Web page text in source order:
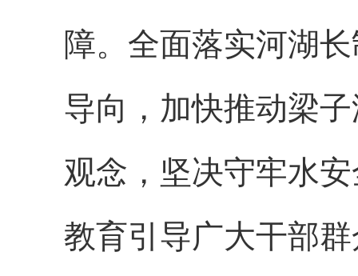
障。全面落实河湖
导向，加快推动梁
观念，坚决守牢水
教育引导广大干部